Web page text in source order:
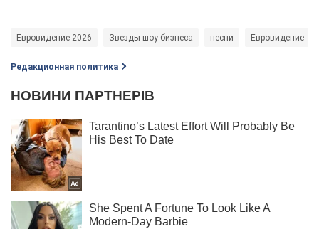
Евровидение 2026 Звезды шоу-бизнеса песни Евровидение
Редакционная политика